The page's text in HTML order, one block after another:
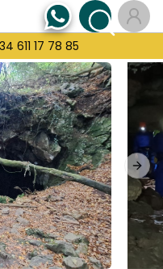
611 17 78 85